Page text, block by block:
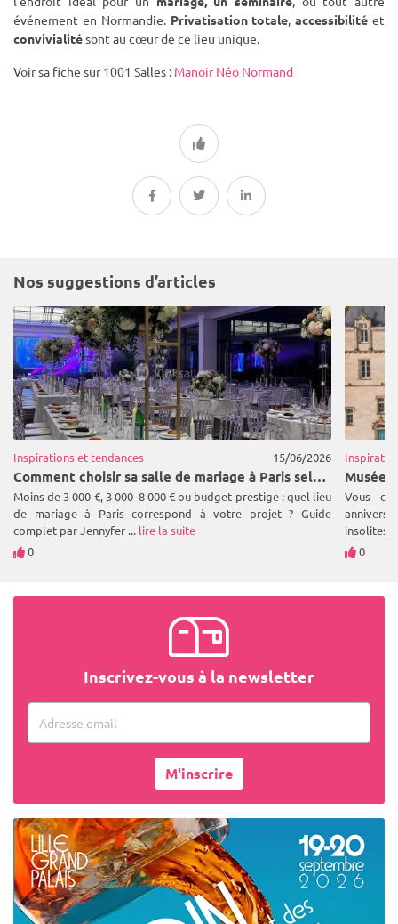
événement en Normandie. Privatisation totale,accessibilité et
convivialitésont au cœur de ce lieu unique.
Voir sa fiche sur 1001 Salles : Manoir Néo Normand
Nos suggestions d’articles
Inspirations et tendances 15/06/2026
Comment choisir sa salle de mariage à Paris selon son budget et son style | 1001 Salles
Moins de 3 000 €, 3 000–8 000 € ou budget prestige : quel lieu
de mariage à Paris correspond à votre projet ? Guide
complet par Jennyfer ... lire la suite
0
Vous
insolites
0
Inscrivez-vous à la newsletter
Adresse email